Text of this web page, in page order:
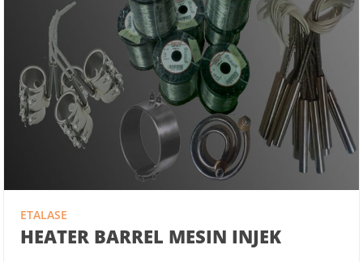
ETALASE
HEATER BARREL MESIN INJEK